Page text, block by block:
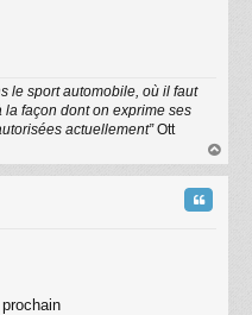
le sport automobile, où il faut
la façon dont on exprime ses
actuellement”Ott
au
Citation